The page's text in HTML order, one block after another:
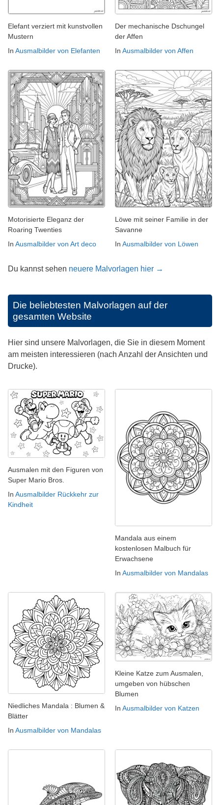
Elefant verziert mit kunstvollen
Mustern
In Ausmalbilder von Elefanten
Der mechanische Dschungel
der Affen
In Ausmalbilder von Affen
Motorisierte Eleganz der
Roaring Twenties
In Ausmalbilder von Art deco
Löwe mit seiner Familie in der
Savanne
In Ausmalbilder von Löwen
Du kannst sehen neuere Malvorlagen hier →
Die beliebtesten Malvorlagen auf der
gesamten Website
Hier sind unsere Malvorlagen, die Sie in diesem Moment
am meisten interessieren (nach Anzahl der Ansichten und
Drucke).
Ausmalen mit den Figuren von
Super Mario Bros.
In Ausmalbilder Rückkehr zur
Kindheit
Mandala aus einem
kostenlosen Malbuch für
Erwachsene
In Ausmalbilder von Mandalas
Niedliches Mandala : Blumen &
Blätter
In Ausmalbilder von Mandalas
Kleine Katze zum Ausmalen,
umgeben von hübschen
Blumen
In Ausmalbilder von Katzen